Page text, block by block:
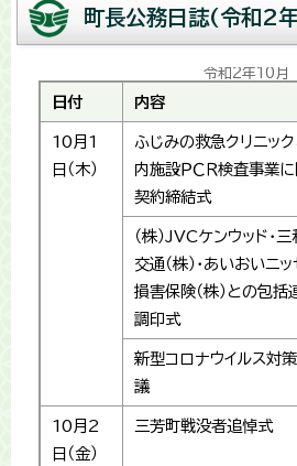
町長公務日誌(令和2
令和2年10月
日付 内容
10月1
日（木）
ふじみの救急クリニッ
内施設ＰＣＲ検査事業
契約締結式
（株）JVCケンウッド・
交通（株）・あいおいニ
損害保険（株）との包括
調印式
新型コロナウイルス対
議
10月2
日（金）
三芳町戦没者追悼式